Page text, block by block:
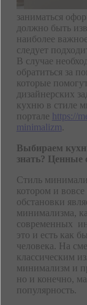
заниматься
должно быть
наиболее
следует
В случае
обратиться за
которые
дизайнерских
кухню в стиле
портале https://
minimalizm
Выбираем
знать? Ценные
Стиль
котором и
обстановки
минимализма,
современных
это и есть как
человека. На
классическим
минимализм и
но и конечно,
популярность.